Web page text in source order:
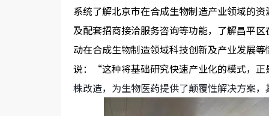
系统了解北京市在合成生物制造产业领域的
及配套招商接洽服务咨询等功能，了解昌平
动在合成生物制造领域科技创新及产业发展
说：
“这种将基础研究快速产业化的模式，
株改造，为生物医药提供了颠覆性解决方案